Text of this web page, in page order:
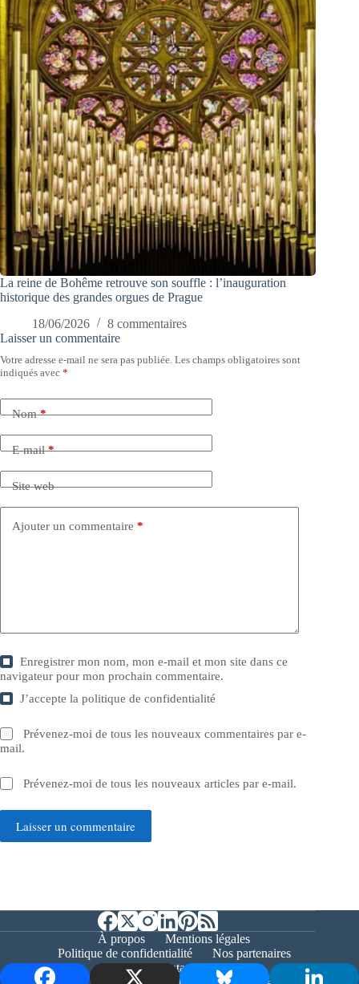
La reine de Bohême retrouve son souffle : l’inauguration
historique des grandes orgues de Prague
18/06/2026
8 commentaires
Laisser un commentaire
Votre adresse e-mail ne sera pas publiée. Les champs obligatoires sont
indiqués avec *
Nom*
E-mail*
Site web
Ajouter un commentaire *
Enregistrer mon nom, mon e-mail et mon site dans ce
navigateur pour mon prochain commentaire.
J’accepte lapolitique de confidentialité
Prévenez-moi de tous les nouveaux commentaires par e-
mail.
Prévenez-moi de tous les nouveaux articles par e-mail.
Laisser un commentaire
À propos
Mentions légales
Politique de confidentialité
Nos partenaires
Contact